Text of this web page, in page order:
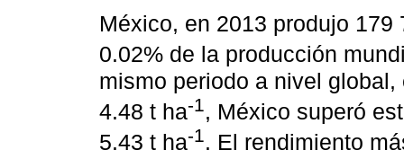
México, en 2013 produjo
0.02% de la producción
mismo periodo a nivel
4.48 t ha-1, México superó
5.43 t ha-1. El rendimiento